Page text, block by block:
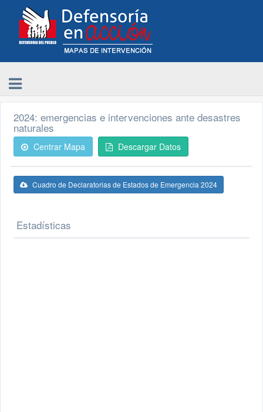
2024: emergencias e intervenciones ante desastres
naturales
Centrar Mapa Descargar Datos
Cuadro de Declaratorias de Estados de Emergencia 2024
Estadísticas